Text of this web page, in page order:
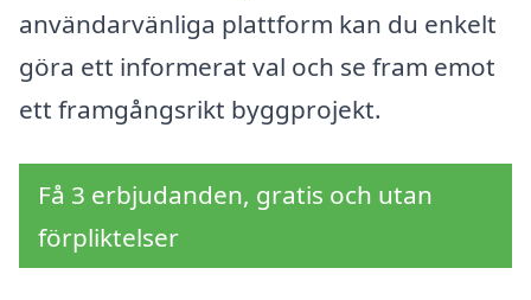
användarvänliga plattform kan du enkelt
göra ett informerat val och se fram emot
ett framgångsrikt byggprojekt.
Få 3 erbjudanden, gratis och utan
förpliktelser